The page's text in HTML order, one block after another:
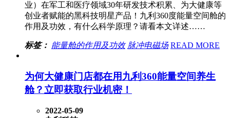
业）在军工和医疗领域30年研发技术积累、为大健康等
创业者赋能的黑科技明星产品！九利360度能量空间舱的
作用及功效，有什么科学原理？请看本文详述……
标签： 能量舱的作用及功效 脉冲电磁场 READ MORE
为何大健康门店都在用九利360能量空间养生
舱？立即获取行业机密！
2022-05-09